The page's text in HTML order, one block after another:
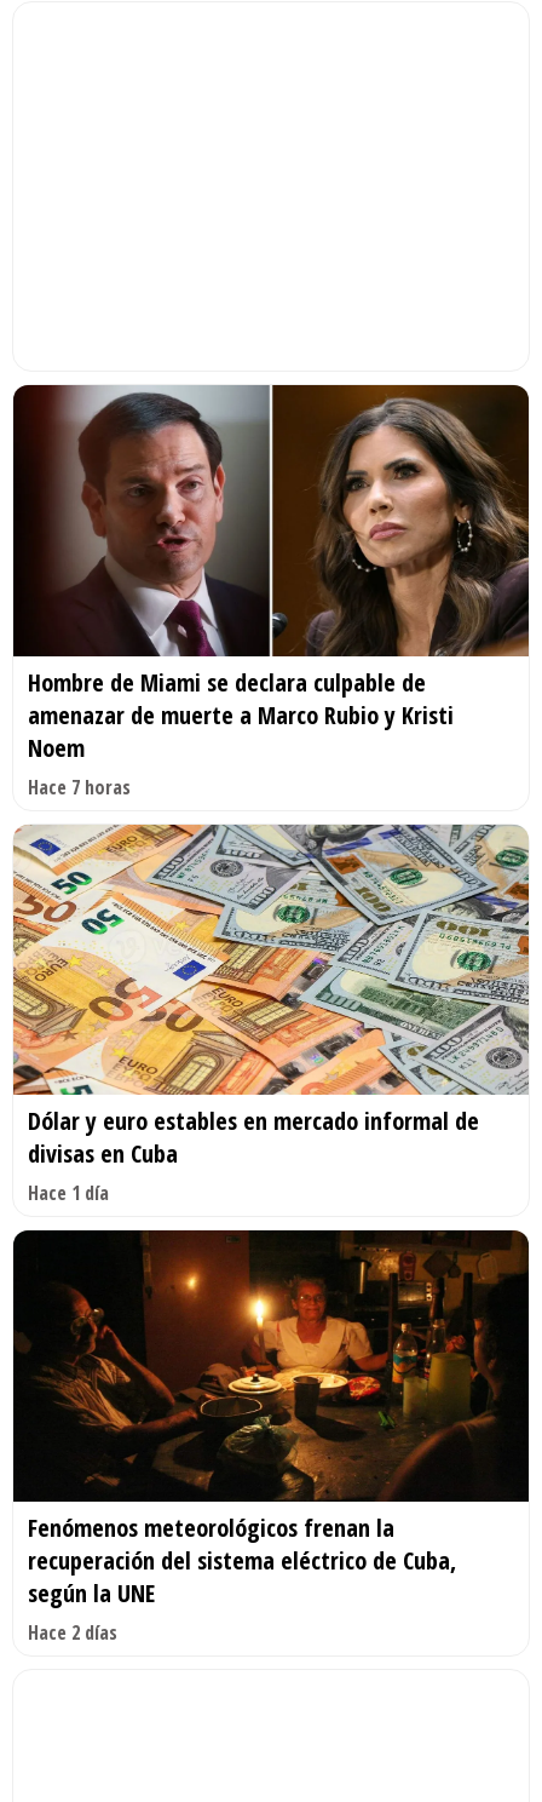
Hombre de Miami se declara culpable de
amenazar de muerte a Marco Rubio y Kristi
Noem
Hace 7 horas
Dólar y euro estables en mercado informal de
divisas en Cuba
Hace 1 día
Fenómenos meteorológicos frenan la
recuperación del sistema eléctrico de Cuba,
según la UNE
Hace 2 días